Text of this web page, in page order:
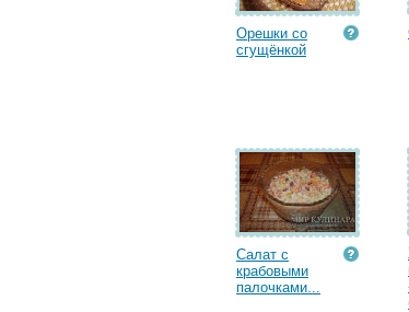
Орешки со
сгущёнкой
Салат с
крабовыми
палочками...